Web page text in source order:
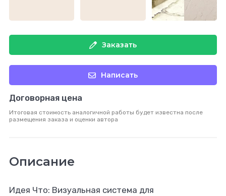
Заказать
Написать
Договорная цена
Итоговая стоимость аналогичной работы будет известна после
размещения заказа и оценки автора
Описание
Идея Что: Визуальная система для